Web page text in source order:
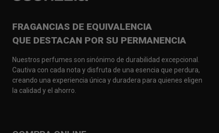
FRAGANCIAS DE EQUIVALENCIA
QUE DESTACAN POR SU PERMANENCIA
Nuestros perfumes son sinónimo de durabilidad excepcional.
Cautiva con cada nota y disfruta de una esencia que perdura,
creando una experiencia única y duradera para quienes eligen
la calidad y el ahorro.